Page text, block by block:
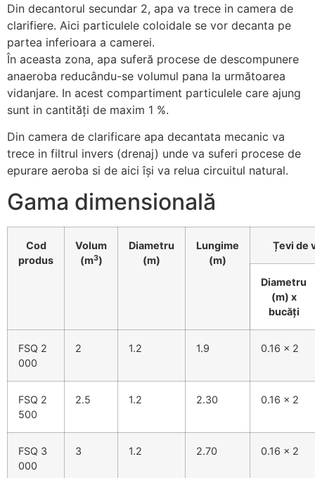
Din decantorul secundar 2, apa va trece in camera de
clarifiere. Aici particulele coloidale se vor decanta pe
partea inferioara a camerei.
În aceasta zona, apa suferă procese de descompunere
anaeroba reducându-se volumul pana la următoarea
vidanjare. In acest compartiment particulele care ajung
sunt in cantități de maxim 1 %.
Din camera de clarificare apa decantata mecanic va
trece in filtrul invers (drenaj) unde va suferi procese de
epurare aeroba si de aici își va relua circuitul natural.
Gama dimensională
Cod
produs
Volum
(m3)
Diametru
(m)
Lungime
(m)
Țevi de
Diametru
(m) x
bucăți
FSQ 2
000
2 1.2 1.9 0.16 x 2
FSQ 2
500
2.5 1.2 2.30 0.16 x 2
FSQ 3
000
3 1.2 2.70 0.16 x 2